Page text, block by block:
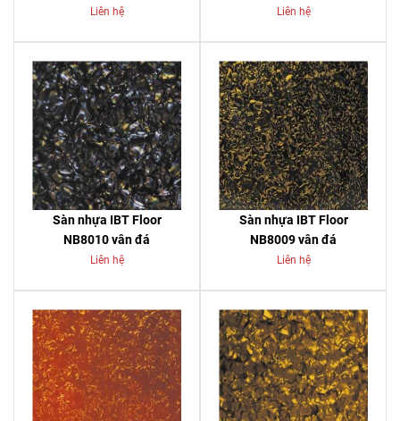
Liên hệ Liên hệ
Sàn nhựa IBT Floor
NB8010 vân đá
Liên hệ
Sàn nhựa IBT Floor
NB8009 vân đá
Liên hệ